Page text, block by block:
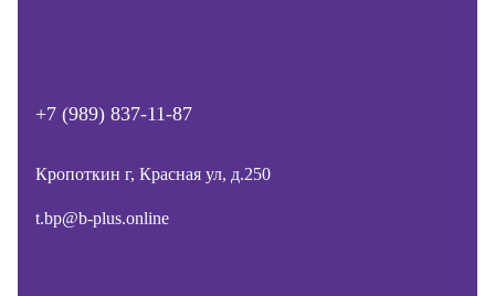
+7 (989) 837-11-87
Кропоткин г, Красная ул, д.250
t.bp@b-plus.online